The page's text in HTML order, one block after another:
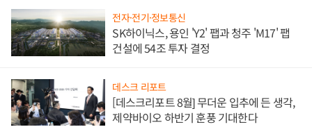
전자·전기·정보통신
SK하이닉스, 용인 'Y2' 팹과 청주 'M17' 팹
건설에 54조 투자 결정
데스크 리포트
[데스크리포트 8월] 무더운 입추에 든 생각,
제약바이오 하반기 훈풍 기대한다